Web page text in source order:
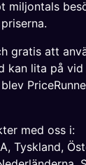
miljontals
gratis att
kan lita på vid
med oss i:
, Tyskland,